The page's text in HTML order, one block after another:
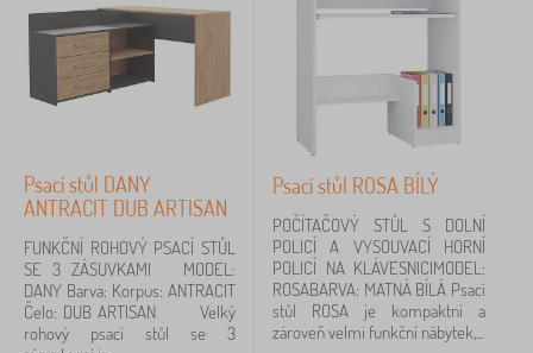
s kontejnerem
8
s regálem
3
dub
4
jednobarevný
3
kombinovaný
3
dub sonoma
Psací stůl DANY
ANTRACIT DUB ARTISAN
FUNKČNÍ ROHOVÝ PSACÍ STŮL
SE 3 ZÁSUVKAMI MODEL:
DANY Barva: Korpus: ANTRACIT
Čelo: DUB ARTISAN Velký
rohový psací stůl se 3
Psací stůl ROSA BÍLÝ
POČÍTAČOVÝ STŮL S DOLNÍ
POLICÍ A VYSOUVACÍ HORNÍ
POLICÍ NA KLÁVESNICIMODEL:
ROSABARVA: MATNÁ BÍLÁ Psací
stůl ROSA je kompaktní a
zároveň velmi funkční nábytek,...